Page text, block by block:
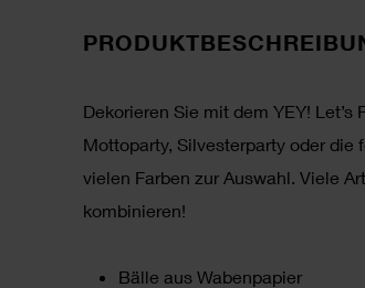
Dekorieren Sie mit dem YEY!
Mottoparty, Silvesterparty oder die
vielen Farben zur Auswahl. Viele
kombinieren!
Bälle aus Wabenpapier